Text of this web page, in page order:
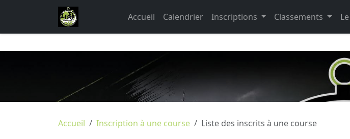
Accueil Calendrier Inscriptions Classements
Accueil Inscription à une course Liste des inscrits à une course